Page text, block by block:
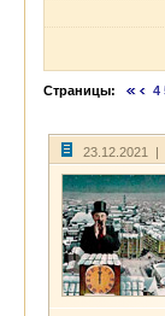
Страницы: 4
23.12.2021 |